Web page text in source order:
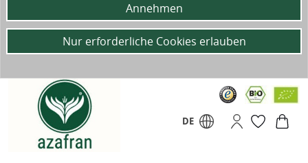
DE
Annehmen
Nur erforderliche Cookies erlauben